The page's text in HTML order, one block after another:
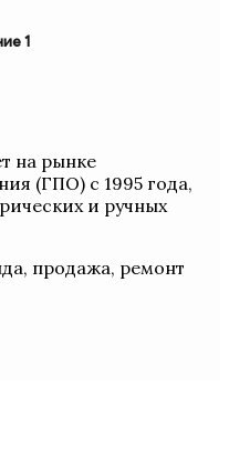
1
на рынке
(ГПО) с 1995 года,
и ручных
продажа, ремонт